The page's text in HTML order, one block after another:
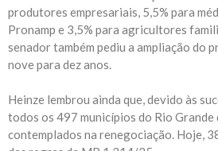
produtores empresariais, 5,5% para
Pronamp e 3,5% para agricultores
senador também pediu a ampliação do
nove para dez anos.
Heinze lembrou ainda que, devido às
todos os 497 municípios do Rio Grande
contemplados na renegociação. Hoje,